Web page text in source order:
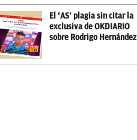
El ‘AS’ plagia sin citar la
exclusiva de OKDIARIO
sobre Rodrigo Hernández